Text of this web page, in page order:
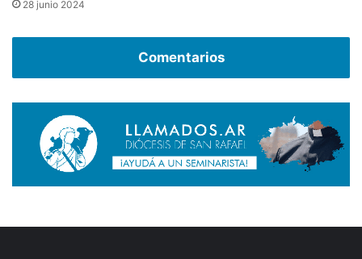
28 junio 2024
Comentarios